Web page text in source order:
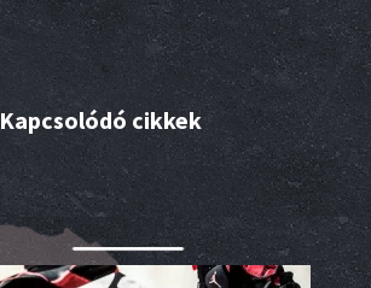
Kapcsolódó cikkek